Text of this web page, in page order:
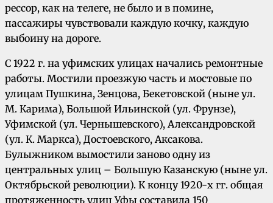
рессор, как на телеге, не было и в помине,
пассажиры чувствовали каждую кочку, каждую
выбоину на дороге.
С 1922 г. на уфимских улицах начались ремонтные
работы. Мостили проезжую часть и мостовые по
улицам Пушкина, Зенцова, Бекетовской (ныне ул.
М. Карима), Большой Ильинской (ул. Фрунзе),
Уфимской (ул. Чернышевского), Александровской
(ул. К. Маркса), Достоевского, Аксакова.
Булыжником вымостили заново одну из
центральных улиц – Большую Казанскую (ныне ул.
Октябрьской революции). К концу 1920-х гг. общая
протяженность улиц Уфы составила 150